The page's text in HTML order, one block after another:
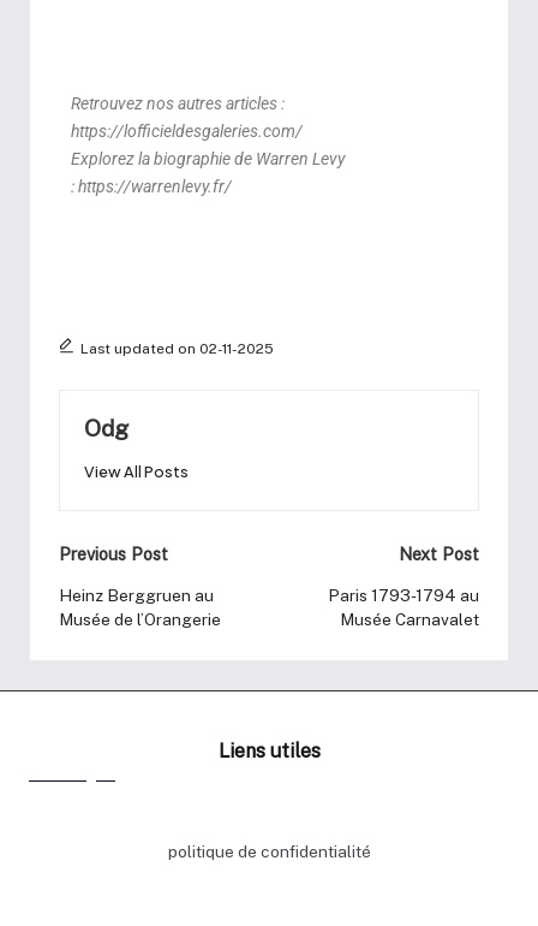
Retrouvez nos autres articles :
https://lofficieldesgaleries.com/
Explorez la biographie de Warren Levy
:https://warrenlevy.fr/
Last updated on 02-11-2025
Odg
View All Posts
Previous Post
Heinz Berggruen au
Musée de l’Orangerie
Next Post
Paris 1793-1794 au
Musée Carnavalet
Liens utiles
politique de confidentialité